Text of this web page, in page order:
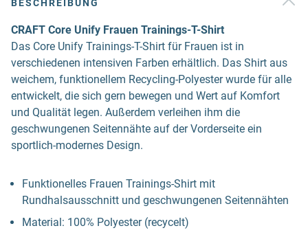
BESCHREIBUNG
CRAFT Core Unify Frauen Trainings-T-Shirt
Das Core Unify Trainings-T-Shirt für Frauen ist in
verschiedenen intensiven Farben erhältlich. Das Shirt aus
weichem, funktionellem Recycling-Polyester wurde für alle
entwickelt, die sich gern bewegen und Wert auf Komfort
und Qualität legen. Außerdem verleihen ihm die
geschwungenen Seitennähte auf der Vorderseite ein
sportlich-modernes Design.
Funktionelles Frauen Trainings-Shirt mit
Rundhalsausschnitt und geschwungenen Seitennähten
Material: 100% Polyester (recycelt)